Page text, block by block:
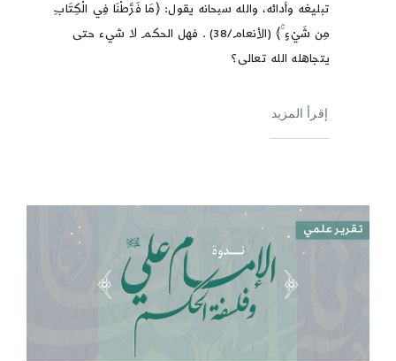
تبليغه وأدائه، والله سبحانه يقول: ﴿مَا فَرَّطْنَا فِي الْكِتَابِ
مِن شَيْءٍ ۚ﴾ (الأنعام/38) . فهل الحكم لا شيء حتى
يتجاهله الله تعالى؟
إقرأ المزيد